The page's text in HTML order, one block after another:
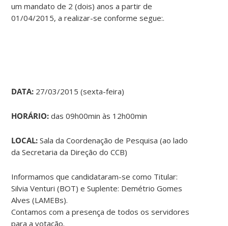
um mandato de 2 (dois) anos a partir de
01/04/2015, a realizar-se conforme segue:.
DATA: 27/03/2015 (sexta-feira)
HORÁRIO: das 09h00min às 12h00min
LOCAL: Sala da Coordenação de Pesquisa (ao lado
da Secretaria da Direção do CCB)
Informamos que candidataram-se como Titular:
Silvia Venturi (BOT) e Suplente: Demétrio Gomes
Alves (LAMEBs).
Contamos com a presença de todos os servidores
para a votação.